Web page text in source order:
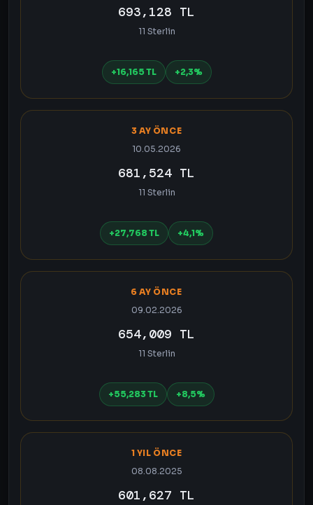
693,128 TL
11 Sterlin
+16,165 TL +2,3%
3 AY ÖNCE
10.05.2026
681,524 TL
11 Sterlin
+27,768 TL +4,1%
6 AY ÖNCE
09.02.2026
654,009 TL
11 Sterlin
+55,283 TL +8,5%
1 YIL ÖNCE
08.08.2025
601,627 TL